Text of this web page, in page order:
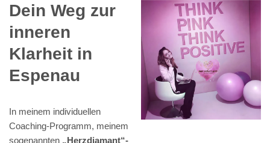
Dein Weg zur
inneren
Klarheit in
Espenau
In meinem individuellen
Coaching-Programm, meinem
sogenannten „Herzdiamant“-